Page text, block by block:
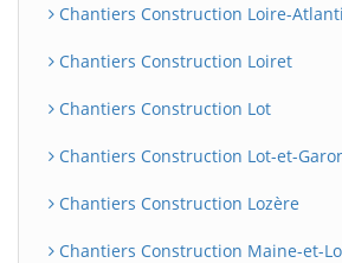
Chantiers Construction Loire-
Chantiers Construction Loiret
Chantiers Construction Lot
Chantiers Construction Lot-et-
Chantiers Construction Lozère
Chantiers Construction Maine-et-